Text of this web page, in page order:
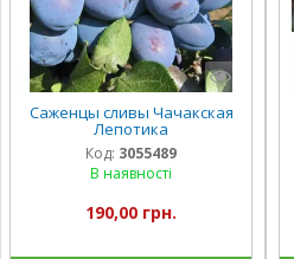
Саженцы сливы Чачакская
Лепотика
Код: 3055489
В наявності
190,00 грн.